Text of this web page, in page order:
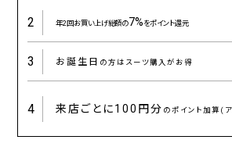
2 年2回お買い上げ総額の7%をポイント還元
3 お誕生日 の方はスーツ購入がお得
4 来店ごとに100円分 のポイント加算(